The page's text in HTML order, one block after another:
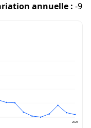
annuelle : -9
2025